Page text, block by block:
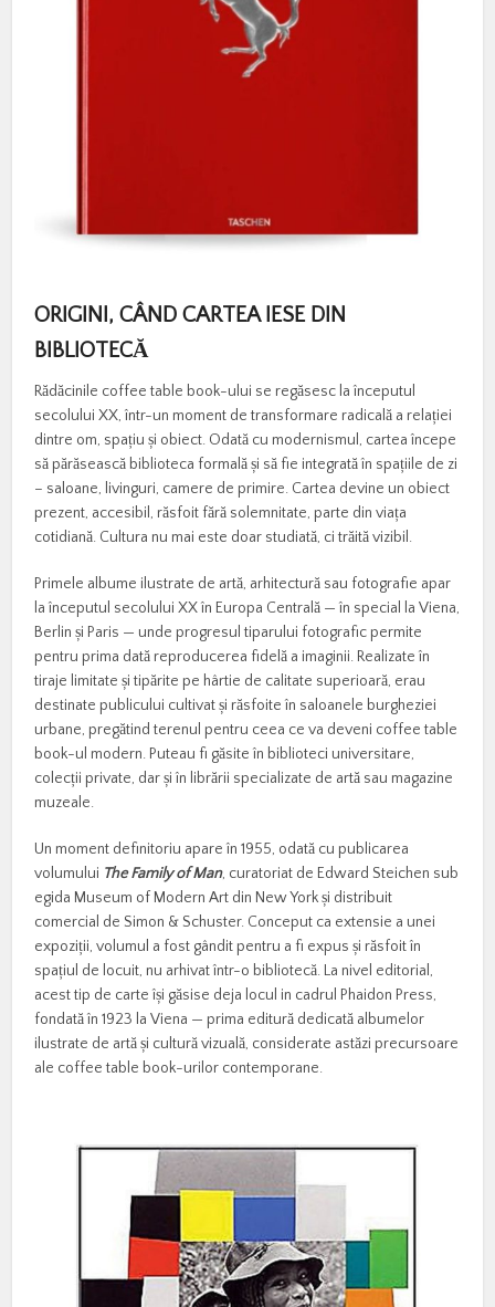
ORIGINI, CÂND CARTEA IESE DIN
BIBLIOTECĂ
Rădăcinile coffee table book-ului se regăsesc la începutul
secolului XX, într-un moment de transformare radicală a relației
dintre om, spațiu și obiect. Odată cu modernismul, cartea începe
să părăsească biblioteca formală și să fie integrată în spațiile de zi
– saloane, livinguri, camere de primire. Cartea devine un obiect
prezent, accesibil, răsfoit fără solemnitate, parte din viața
cotidiană. Cultura nu mai este doar studiată, ci trăită vizibil.
Primele albume ilustrate de artă, arhitectură sau fotografie apar
la începutul secolului XX în Europa Centrală — în special la Viena,
Berlin și Paris — unde progresul tiparului fotografic permite
pentru prima dată reproducerea fidelă a imaginii. Realizate în
tiraje limitate și tipărite pe hârtie de calitate superioară, erau
destinate publicului cultivat și răsfoite în saloanele burgheziei
urbane, pregătind terenul pentru ceea ce va deveni coffee table
book-ul modern. Puteau fi găsite în biblioteci universitare,
colecții private, dar și în librării specializate de artă sau magazine
muzeale.
Un moment definitoriu apare în 1955, odată cu publicarea
volumului The Family of Man, curatoriat de Edward Steichen sub
egida Museum of Modern Art din New York și distribuit
comercial de Simon & Schuster. Conceput ca extensie a unei
expoziții, volumul a fost gândit pentru a fi expus și răsfoit în
spațiul de locuit, nu arhivat într-o bibliotecă. La nivel editorial,
acest tip de carte își găsise deja locul in cadrul Phaidon Press,
fondată în 1923 la Viena — prima editură dedicată albumelor
ilustrate de artă și cultură vizuală, considerate astăzi precursoare
ale coffee table book-urilor contemporane.